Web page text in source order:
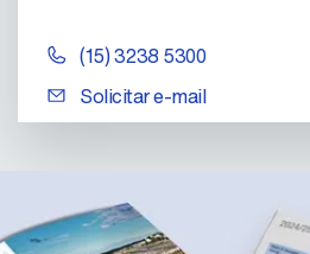
(15) 3238 5300
Solicitar e-mail